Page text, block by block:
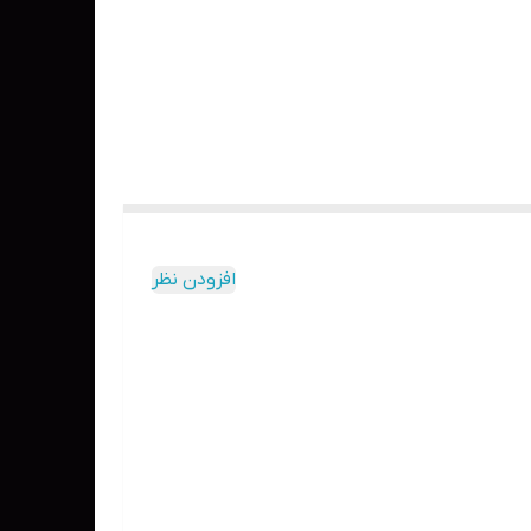
افزودن نظر